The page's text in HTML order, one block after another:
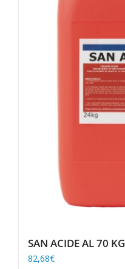
SAN ACIDE AL 70 KG
82,68€